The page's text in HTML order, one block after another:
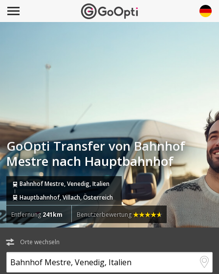
GoOpti Transfer von Bahnhof
Mestre nach Hauptbahnhof
Bahnhof Mestre, Venedig, Italien
Hauptbahnhof, Villach, Österreich
Entfernung 241km Benutzerbewertung
Orte wechseln